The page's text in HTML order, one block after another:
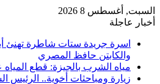
السبت, أغسطس 8 2026
أخبار عاجلة
اسرة جريدة ستات شاطرة تهنئ
والكابتن حافظ المصري
مياه الشرب بالجيزة: قطع
زيارة ومباحثات أخوية..